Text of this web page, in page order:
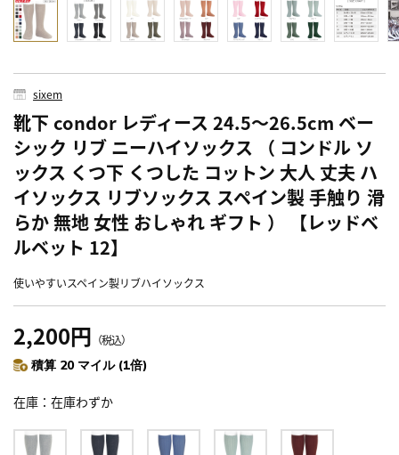
sixem
靴下 condor レディース 24.5～26.5cm ベー
シック リブ ニーハイソックス （ コンドル ソ
ックス くつ下 くつした コットン 大人 丈夫 ハ
イソックス リブソックス スペイン製 手触り 滑
らか 無地 女性 おしゃれ ギフト ） 【レッドベ
ルベット 12】
使いやすいスペイン製リブハイソックス
2,200円 （税込）
積算 20 マイル (1倍)
在庫 在庫わずか